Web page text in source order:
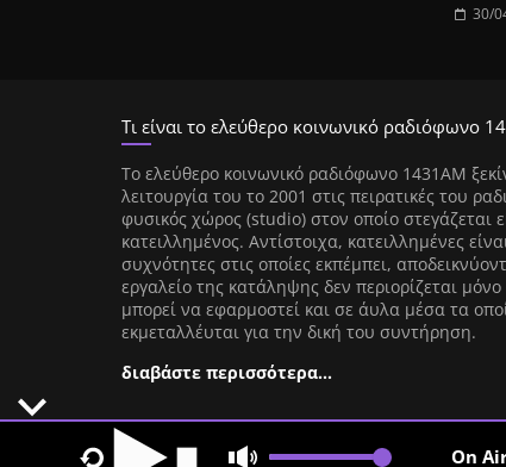
30/
Τι είναι το ελεύθερο κοινωνικό ραδιόφωνο
Tο ελεύθερο κοινωνικό ραδιόφωνο 1431AM
λειτουργία του το 2001 στις πειρατικές του
φυσικός χώρος (studio) στον οποίο στεγάζεται
κατειλλημένος. Αντίστοιχα, κατειλλημένες
συχνότητες στις οποίες εκπέμπει,
εργαλείο της κατάληψης δεν περιορίζεται
μπορεί να εφαρμοστεί και σε άυλα μέσα τα
εκμεταλλέυται για την δική του συντήρηση.
διαβάστε περισσότερα…
On